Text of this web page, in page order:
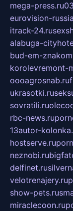
mega-press.ru
eurovision-
itrack-24.ru
alabuga-
bud-em-
korolevremont-
oooagrosnab.ru
ukrasotki.ru
sovratili.ru
rbc-news.ru
13autor-
hostserve.ru
neznobi.ru
delfinet.ru
velotrenajery.ru
show-pets.ru
miraclecoon.ru